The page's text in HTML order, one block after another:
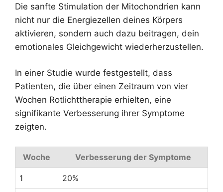
Die sanfte Stimulation der Mitochondrien kann
nicht nur die Energiezellen deines Körpers
aktivieren, sondern auch dazu beitragen, dein
emotionales Gleichgewicht wiederherzustellen.
In einer Studie wurde festgestellt, dass
Patienten, die über einen Zeitraum von vier
Wochen Rotlichttherapie erhielten, eine
signifikante Verbesserung ihrer Symptome
zeigten.
Woche Verbesserung der Symptome
1 20%